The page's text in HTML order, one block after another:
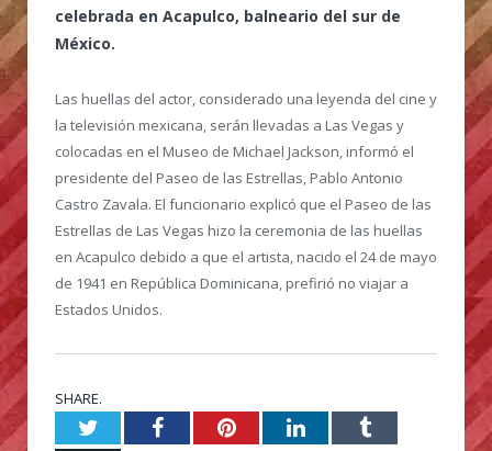
celebrada en Acapulco, balneario del sur de
México.
Las huellas del actor, considerado una leyenda del cine y
la televisión mexicana, serán llevadas a Las Vegas y
colocadas en el Museo de Michael Jackson, informó el
presidente del Paseo de las Estrellas, Pablo Antonio
Castro Zavala. El funcionario explicó que el Paseo de las
Estrellas de Las Vegas hizo la ceremonia de las huellas
en Acapulco debido a que el artista, nacido el 24 de mayo
de 1941 en República Dominicana, prefirió no viajar a
Estados Unidos.
SHARE.
TwitterFacebookPinterestLinkedInTumblr